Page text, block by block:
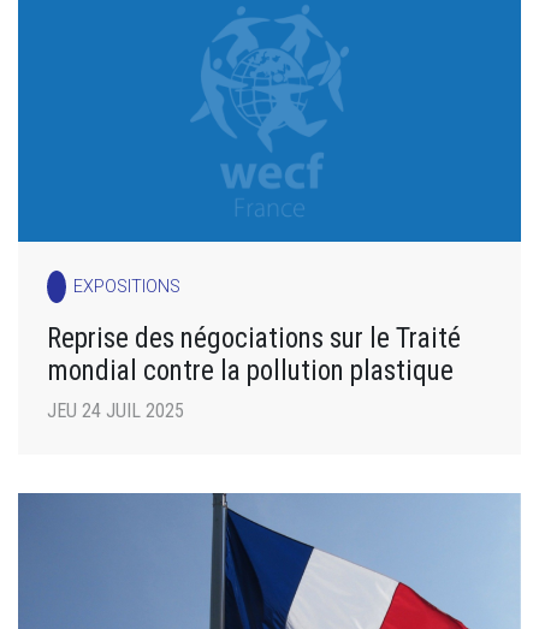
EXPOSITIONS
Reprise des négociations sur le Traité
mondial contre la pollution plastique
JEU 24 JUIL 2025